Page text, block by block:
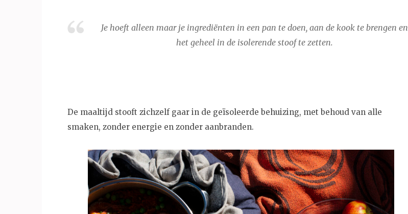
Je hoeft alleen maar je ingrediënten in een pan te doen, aan de kook te brengen en
het geheel in de isolerende stoof te zetten.
De maaltijd stooft zichzelf gaar in de geïsoleerde behuizing, met behoud van alle
smaken, zonder energie en zonder aanbranden.